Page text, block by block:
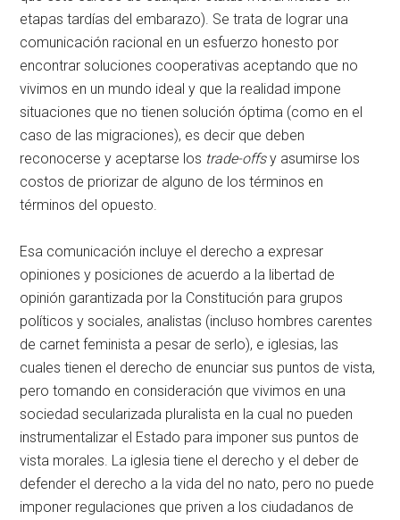
etapas tardías del embarazo). Se trata de lograr una
comunicación racional en un esfuerzo honesto por
encontrar soluciones cooperativas aceptando que no
vivimos en un mundo ideal y que la realidad impone
situaciones que no tienen solución óptima (como en el
caso de las migraciones), es decir que deben
reconocerse y aceptarse los trade-offsy asumirse los
costos de priorizar de alguno de los términos en
términos del opuesto.
Esa comunicación incluye el derecho a expresar
opiniones y posiciones de acuerdo a la libertad de
opinión garantizada por la Constitución para grupos
políticos y sociales, analistas (incluso hombres carentes
de carnet feminista a pesar de serlo), e iglesias, las
cuales tienen el derecho de enunciar sus puntos de vista,
pero tomando en consideración que vivimos en una
sociedad secularizada pluralista en la cual no pueden
instrumentalizar el Estado para imponer sus puntos de
vista morales. La iglesia tiene el derecho y el deber de
defender el derecho a la vida del no nato, pero no puede
imponer regulaciones que priven a los ciudadanos de